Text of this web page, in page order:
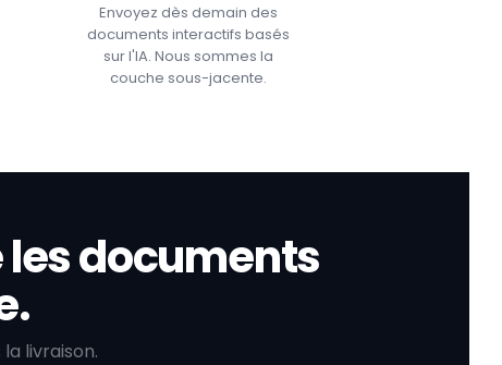
Envoyez dès demain des
documents interactifs basés
sur l'IA. Nous sommes la
couche sous-jacente.
documents
livraison.